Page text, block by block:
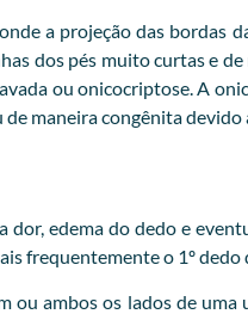
a projeção das bordas
dos pés muito curtas e
ou onicocriptose. A
maneira congênita
dor, edema do dedo e
frequentemente o 1º dedo
ambos os lados de